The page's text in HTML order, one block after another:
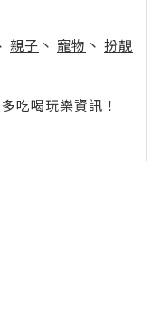
親子 丶 寵物 丶 扮靚
吃喝玩樂資訊！